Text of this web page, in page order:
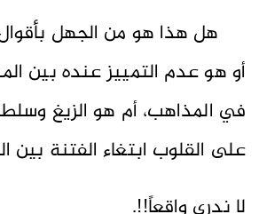
هل هذا هو من الجهل بأقوال
أو هو عدم التمييز عنده بين
في المذاهب، أم هو الزيغ
على القلوب ابتغاء الفتنة بين